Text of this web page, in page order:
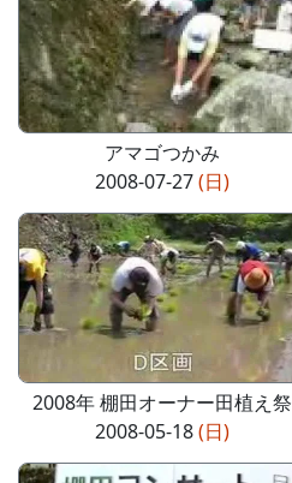
アマゴつかみ
2008-07-27(日)
2008年 棚田オーナー田植え祭
2008-05-18(日)